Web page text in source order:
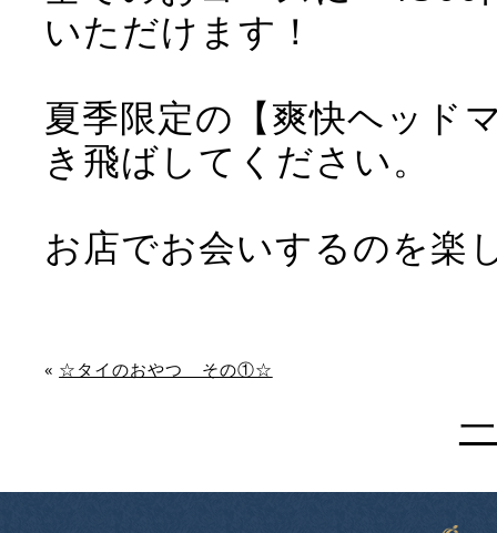
いただけます！
夏季限定の【爽快ヘッド
き飛ばしてください。
お店でお会いするのを楽
« ☆タイのおやつ その①☆